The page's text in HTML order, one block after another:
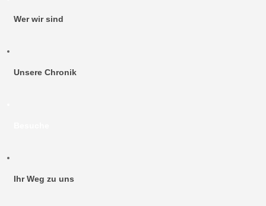
Wer wir sind
Unsere Chronik
Ihr Weg zu uns